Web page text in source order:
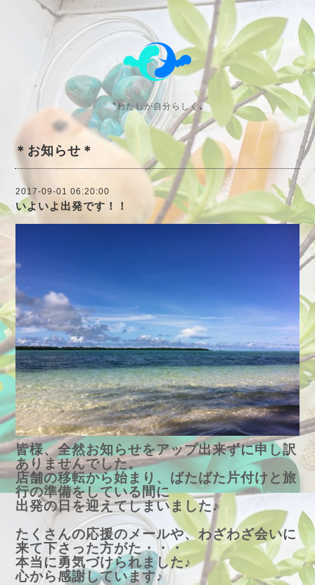
〝わたしが自分らしく〟
＊お知らせ＊
2017-09-01 06:20:00
いよいよ出発です！！
皆様、全然お知らせをアップ出来ずに申し訳
ありませんでした。
店舗の移転から始まり、ばたばた片付けと旅
行の準備をしている間に
出発の日を迎えてしまいました♪
たくさんの応援のメールや、わざわざ会いに
来て下さった方がた・・・
本当に勇気づけられました♪
心から感謝しています♪